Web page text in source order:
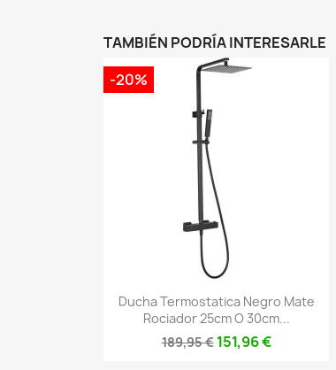
TAMBIÉN PODRÍA INTERESARLE
Vista rápida
Ducha Termostatica Negro Mate
Rociador 25cm O 30cm...
189,95 € 151,96 €
-20%